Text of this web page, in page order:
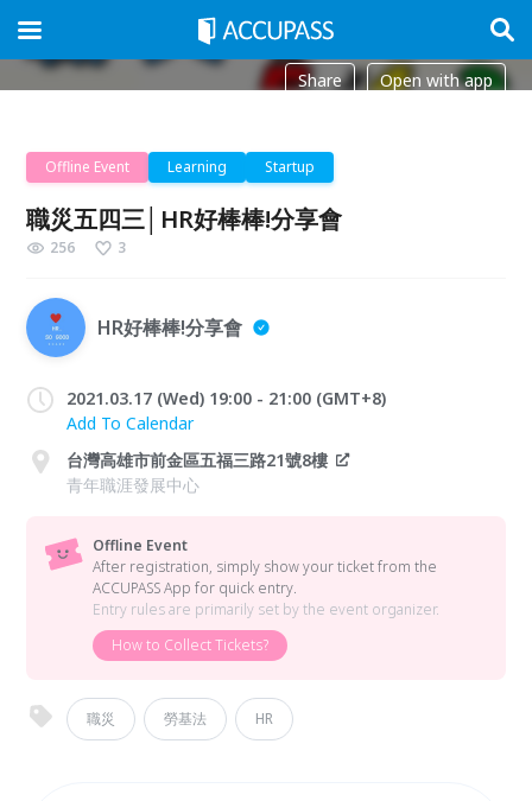
Share Open with app
Offline Event Learning Startup
職災五四三│HR好棒棒!分享會
256 3
HR好棒棒!分享會
2021.03.17 (Wed) 19:00 - 21:00 (GMT+8)
Add To Calendar
台灣高雄市前金區五福三路21號8樓
青年職涯發展中心
Offline Event
After registration, simply show your ticket from the
ACCUPASS App for quick entry.
Entry rules are primarily set by the event organizer.
How to Collect Tickets?
職災 勞基法 HR